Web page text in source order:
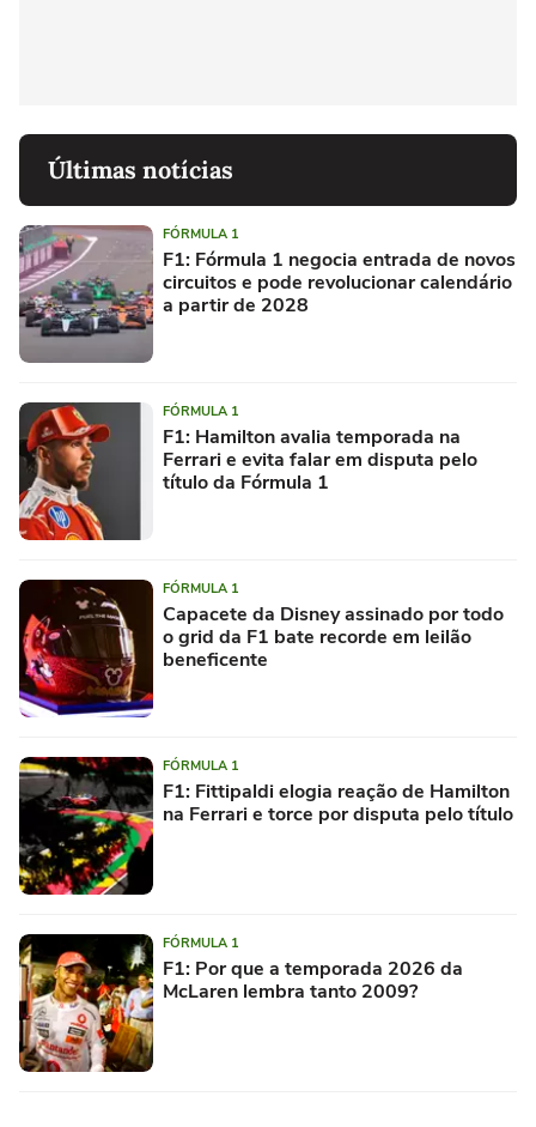
Últimas notícias
FÓRMULA 1
F1: Fórmula 1 negocia entrada de novos
circuitos e pode revolucionar calendário
a partir de 2028
FÓRMULA 1
F1: Hamilton avalia temporada na
Ferrari e evita falar em disputa pelo
título da Fórmula 1
FÓRMULA 1
Capacete da Disney assinado por todo
o grid da F1 bate recorde em leilão
beneficente
FÓRMULA 1
F1: Fittipaldi elogia reação de Hamilton
na Ferrari e torce por disputa pelo título
FÓRMULA 1
F1: Por que a temporada 2026 da
McLaren lembra tanto 2009?